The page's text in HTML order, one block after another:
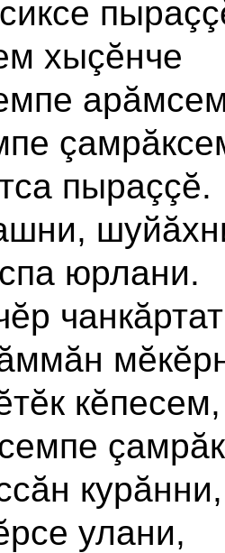
хыçĕнче
пыраççĕ.
юрлани.
кĕпесем,
курăнни,
улани,